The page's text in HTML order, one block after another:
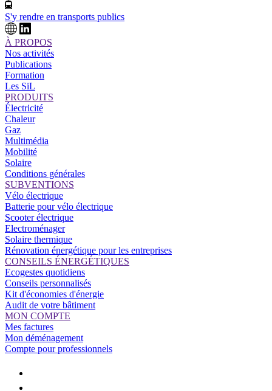
S'y rendre en transports publics
À PROPOS
Nos activités
Publications
Formation
Les SiL
PRODUITS
Électricité
Chaleur
Gaz
Multimédia
Mobilité
Solaire
Conditions générales
SUBVENTIONS
Vélo électrique
Batterie pour vélo électrique
Scooter électrique
Electroménager
Solaire thermique
Rénovation énergétique pour les entreprises
CONSEILS ÉNERGÉTIQUES
Ecogestes quotidiens
Conseils personnalisés
Kit d'économies d'énergie
Audit de votre bâtiment
MON COMPTE
Mes factures
Mon déménagement
Compte pour professionnels